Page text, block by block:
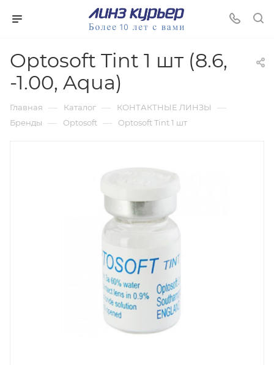
Optosoft Tint 1 шт (8.6,
-1.00, Aqua)
Главная — Каталог — КОНТАКТНЫЕ ЛИНЗЫ —
Бренды — Optosoft — Optosoft Tint 1 шт